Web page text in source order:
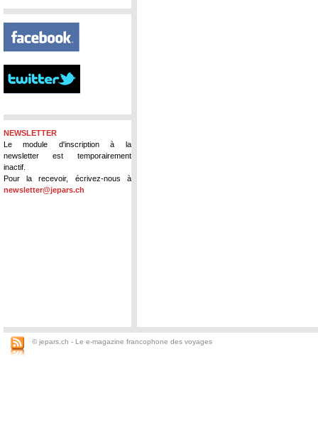
NEWSLETTER
Le module d'inscription à la
newsletter est temporairement
inactif.
Pour la recevoir, écrivez-nous à
newsletter@jepars.ch
© jepars.ch - Le e-magazine francophone des voyages